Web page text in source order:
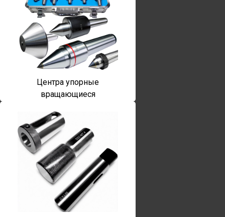
Центра упорные
вращающиеся